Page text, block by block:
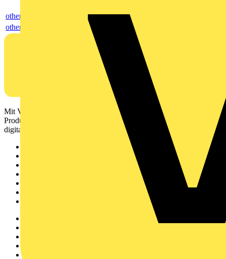
others
others
Mit Voltimum erhalten Elektrofachkräfte Zugang zu Branchennews,
Produktinformationen, Schulungen und Tools – alles auf einer
digitalen Plattform und Community.